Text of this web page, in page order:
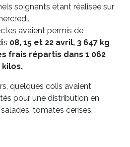
soignants étant réalisée sur
avaient permis de
08, 15 et 22 avril, 3 647 kg
frais répartis dans 1 062
kilos.
quelques colis avaient
pour une distribution en
tomates cerises,